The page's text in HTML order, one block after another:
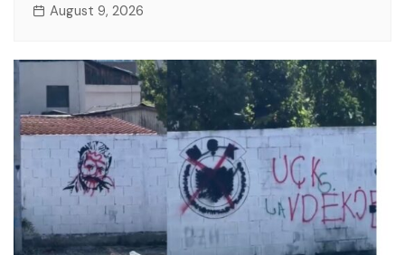
August 9, 2026